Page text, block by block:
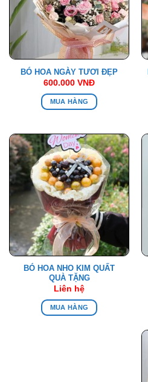
BÓ HOA NGÀY TƯƠI ĐẸP
600.000 VNĐ
MUA HÀNG
BÓ HOA NHO KIM QUẤT
QUÀ TẶNG
Liên hệ
MUA HÀNG